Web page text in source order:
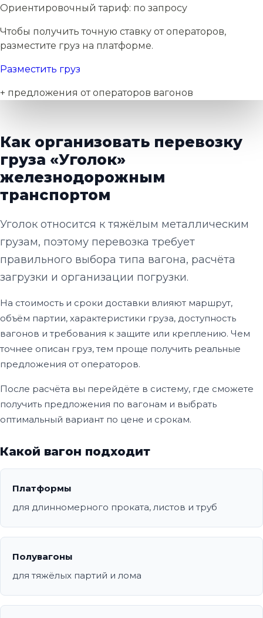
Ориентировочный тариф: по запросу
Чтобы получить точную ставку от операторов,
разместите груз на платформе.
Разместить груз
+ предложения от операторов вагонов
Как организовать перевозку
груза «Уголок»
железнодорожным
транспортом
Уголок относится к тяжёлым металлическим
грузам, поэтому перевозка требует
правильного выбора типа вагона, расчёта
загрузки и организации погрузки.
На стоимость и сроки доставки влияют маршрут,
объём партии, характеристики груза, доступность
вагонов и требования к защите или креплению. Чем
точнее описан груз, тем проще получить реальные
предложения от операторов.
После расчёта вы перейдёте в систему, где сможете
получить предложения по вагонам и выбрать
оптимальный вариант по цене и срокам.
Какой вагон подходит
Платформы
для длинномерного проката, листов и труб
Полувагоны
для тяжёлых партий и лома